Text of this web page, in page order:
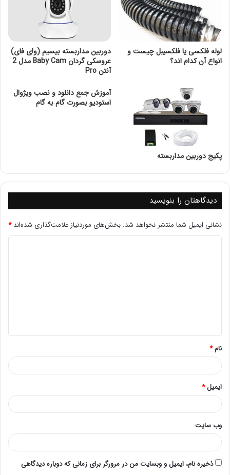
دوربین مداربسته خودرو متناسب با محل نصب در خودرو
(داخلی و خارجی) نیز باهم متفاوت می باشد.
دوربین های نظارت خودرویی از لحاظ ساختار باید پایدار باتشند.
تا در برابر حرکت های خودرو، مانند: شتاب گیری، توقف و دست
انداز باشد.
این دوربین ها در قسمت پورت نیز با دوربین های خانگی تفاوت
دارند.
و از سوکت های نظامی استفاده شده تا بالاترین پایداری حاصل
گردد.
ثبت آنها کمک بزرگی به حل مسائل میکند.
در چنین مواقعی وجود دوربین مداربسته خودرو برای ثبت وقایع
فهرست مطالب
نصب در فضای داخلی خودرو
دوربین مداربسته خودرو در سیستم حمل و نقل عمومی
نصب در فضای داخلی خودرو
لوله فلکسی یا فلکسیبل چیست و
انواع آن کدام اند؟
دوربین مداربسته بیسیم (وای فای)
عروسکی گردان Baby Cam مدل 2
آنتن Pro
پکیج دوربین مداربسته
آموزش جمع دانلود و نصب ویژوال
استودیو بصورت گام به گام
دیدگاهتان را بنویسید
نشانی ایمیل شما منتشر نخواهد شد. بخش‌های موردنیاز علامت‌گذاری شده‌اند*
نام*
ایمیل*
وب‌ سایت
ذخیره نام، ایمیل و وبسایت من در مرورگر برای زمانی که دوباره دیدگاهی